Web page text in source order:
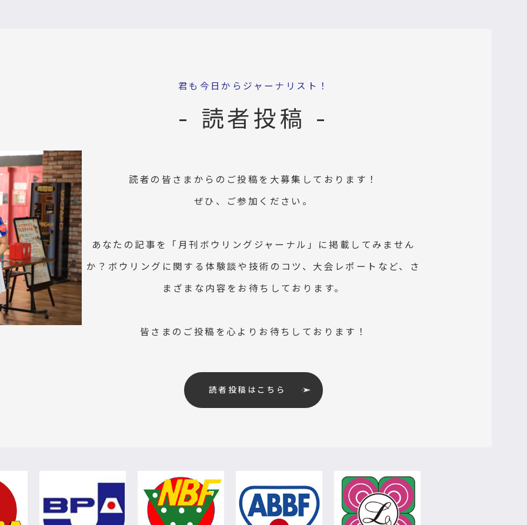
君も今日からジャーナリスト！
- 読者投稿 -
読者の皆さまからのご投稿を大募集しております！
ぜひ、ご参加ください。
あなたの記事を「月刊ボウリングジャーナル」に掲載してみません
か？ボウリングに関する体験談や技術のコツ、大会レポートなど、さ
まざまな内容をお待ちしております。
皆さまのご投稿を心よりお待ちしております！
読者投稿はこちら